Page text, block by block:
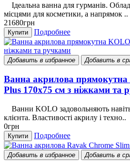
Ідеальна ванна для гурманів.
місцями для косметики, а напрямок ..
21680грн
Купити Подробнее
Добавить в избранное Добавить в
Ванна акрилова
Plus 170х75 см з ніжками та
Ванни KOLO задовольняють
клієнта. Властивості акрилу і техно..
0грн
Купити Подробнее
Добавить в избранное Добавить в